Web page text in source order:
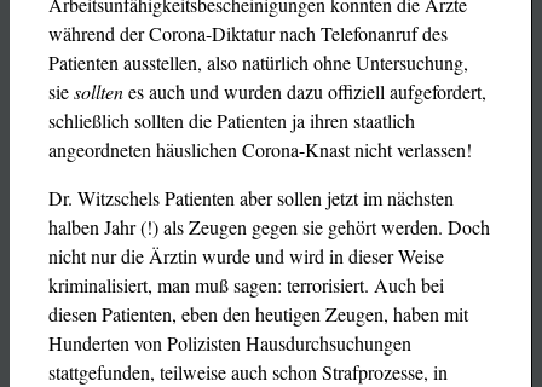
während der Corona-Diktatur nach Telefonanruf des
Patienten ausstellen, also natürlich ohne Untersuchung,
siesolltenes auch und wurden dazu offiziell aufgefordert,
schließlich sollten die Patienten ja ihren staatlich
angeordneten häuslichen Corona-Knast nicht verlassen!
Dr. Witzschels Patienten aber sollen jetzt im nächsten
halben Jahr (!) als Zeugen gegen sie gehört werden. Doch
nicht nur die Ärztin wurde und wird in dieser Weise
kriminalisiert, man muß sagen: terrorisiert. Auch bei
diesen Patienten, eben den heutigen Zeugen, haben mit
Hunderten von Polizisten Hausdurchsuchungen
stattgefunden, teilweise auch schon Strafprozesse, in